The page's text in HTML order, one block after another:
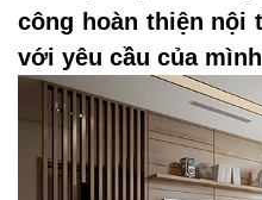
công hoàn thiện nội
với yêu cầu của